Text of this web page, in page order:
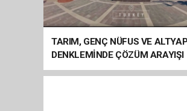
TARIM, GENÇ NÜFUS VE
DENKLEMİNDE ÇÖZÜM ARAYIŞI